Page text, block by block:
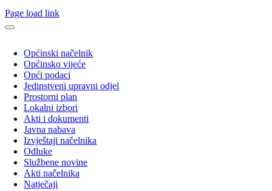
Page load link
Općinski načelnik
Općinsko vijeće
Opći podaci
Jedinstveni upravni odjel
Prostorni plan
Lokalni izbori
Akti i dokumenti
Javna nabava
Izvještaji načelnika
Odluke
Službene novine
Akti načelnika
Natječaji